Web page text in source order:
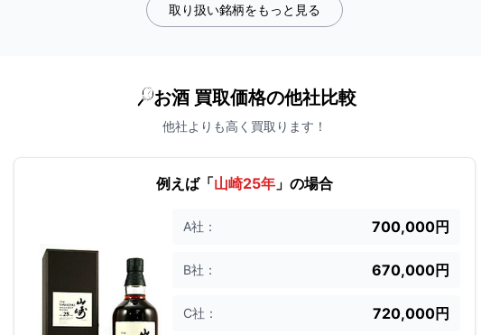
取り扱い銘柄をもっと見る
お酒 買取価格の他社比較
他社よりも高く買取ります！
例えば「山崎25年」の場合
A社： 700,000円
B社： 670,000円
C社： 720,000円